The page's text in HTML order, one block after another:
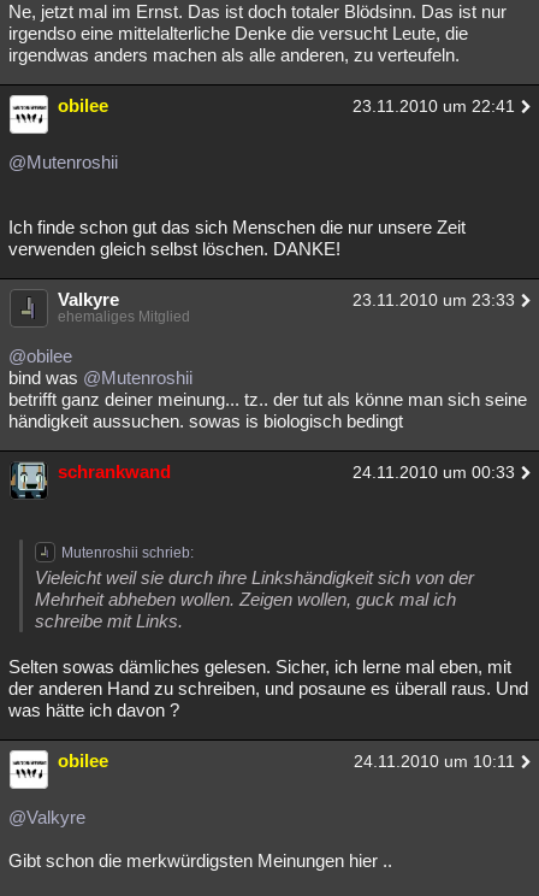
Ne, jetzt mal im Ernst. Das ist doch totaler Blödsinn. Das ist nur
irgendso eine mittelalterliche Denke die versucht Leute, die
irgendwas anders machen als alle anderen, zu verteufeln.
obilee 23.11.2010 um 22:41
@Mutenroshii
Ich finde schon gut das sich Menschen die nur unsere Zeit
verwenden gleich selbst löschen. DANKE!
Valkyre 23.11.2010 um 23:33
ehemaliges Mitglied
@obilee
bind was @Mutenroshii
betrifft ganz deiner meinung... tz.. der tut als könne man sich seine
händigkeit aussuchen. sowas is biologisch bedingt
schrankwand 24.11.2010 um 00:33
Mutenroshii schrieb:
Vieleicht weil sie durch ihre Linkshändigkeit sich von der
Mehrheit abheben wollen. Zeigen wollen, guck mal ich
schreibe mit Links.
Selten sowas dämliches gelesen. Sicher, ich lerne mal eben, mit
der anderen Hand zu schreiben, und posaune es überall raus. Und
was hätte ich davon ?
obilee 24.11.2010 um 10:11
@Valkyre
Gibt schon die merkwürdigsten Meinungen hier ..